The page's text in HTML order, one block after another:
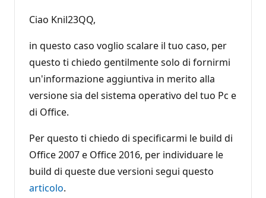
Ciao Knil23QQ,
in questo caso voglio scalare il tuo caso, per
questo ti chiedo gentilmente solo di fornirmi
un'informazione aggiuntiva in merito alla
versione sia del sistema operativo del tuo Pc e
di Office.
Per questo ti chiedo di specificarmi le build di
Office 2007 e Office 2016, per individuare le
build di queste due versioni segui questo
articolo.